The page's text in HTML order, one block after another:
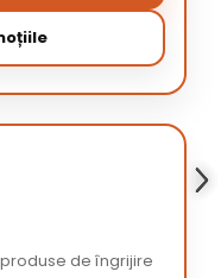
de îngrijire